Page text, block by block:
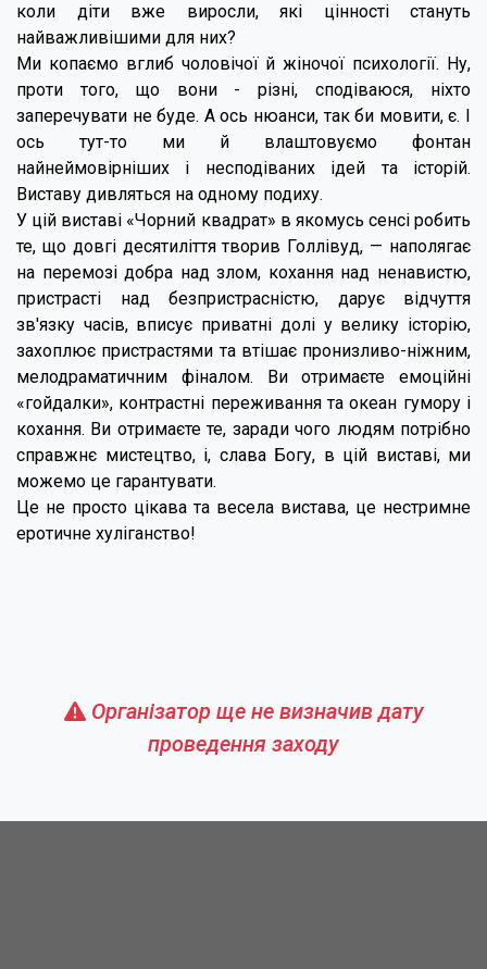
коли діти вже виросли, які цінності стануть
найважливішими для них?
Ми копаємо вглиб чоловічої й жіночої психології. Ну,
проти того, що вони - різні, сподіваюся, ніхто
заперечувати не буде. А ось нюанси, так би мовити, є. І
ось тут-то ми й влаштовуємо фонтан
найнеймовірніших і несподіваних ідей та історій.
Виставу дивляться на одному подиху.
У цій виставі «Чорний квадрат» в якомусь сенсі робить
те, що довгі десятиліття творив Голлівуд, — наполягає
на перемозі добра над злом, кохання над ненавистю,
пристрасті над безпристрасністю, дарує відчуття
зв'язку часів, вписує приватні долі у велику історію,
захоплює пристрастями та втішає пронизливо-ніжним,
мелодраматичним фіналом. Ви отримаєте емоційні
«гойдалки», контрастні переживання та океан гумору і
кохання. Ви отримаєте те, заради чого людям потрібно
справжнє мистецтво, і, слава Богу, в цій виставі, ми
можемо це гарантувати.
Це не просто цікава та весела вистава, це нестримне
еротичне хуліганство!
Організатор ще не визначив дату
проведення заходу